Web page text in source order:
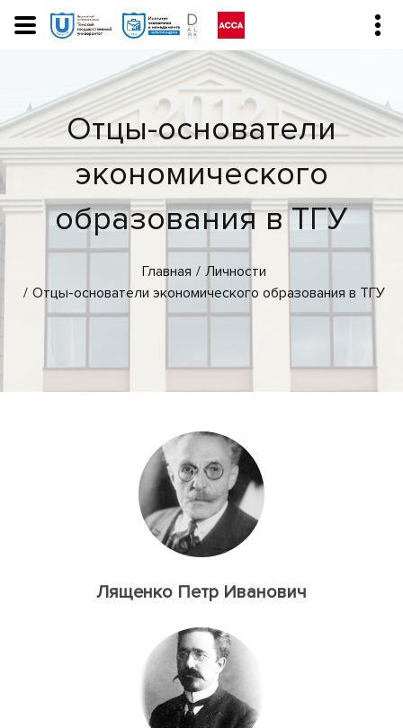
Отцы-основатели
экономического
образования в ТГУ
Главная
Личности
Отцы-основатели экономического образования в ТГУ
Лященко Петр Иванович